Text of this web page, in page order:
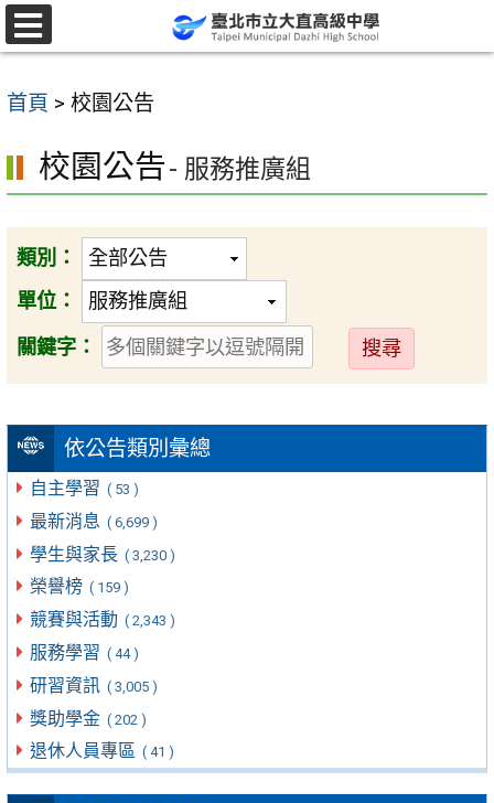
跳
至
要
容
首頁 > 校園公告
依公告類別彙總
自主學習 ( 53 )
最新消息 ( 6,699 )
學生與家長 ( 3,230 )
榮譽榜 ( 159 )
競賽與活動 ( 2,343 )
服務學習 ( 44 )
研習資訊 ( 3,005 )
獎助學金 ( 202 )
退休人員專區 ( 41 )
校園公告- 服務推廣組
類別：
單位：
關鍵字：
送
出
選
單